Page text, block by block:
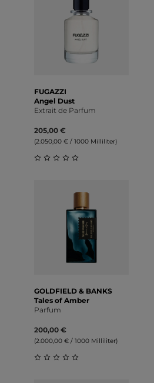
FUGAZZI
Angel Dust
Extrait de Parfum
205,00 €
(2.050,00 € / 1000 Milliliter)
GOLDFIELD & BANKS
Tales of Amber
Parfum
200,00 €
(2.000,00 € / 1000 Milliliter)